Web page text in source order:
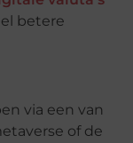
betere
via een van
of de